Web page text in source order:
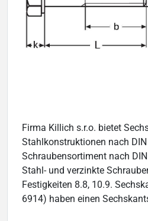
Firma Killich s.r.o. bietet
Stahlkonstruktionen nach
Schraubensortiment nach
Stahl- und verzinkte
Festigkeiten 8.8, 10.9.
6914) haben einen